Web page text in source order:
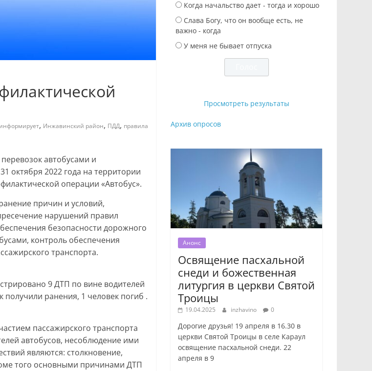
, Инжавинский район, ПДД, правила
автобусами и
октября 2022 года на территории
операции «Автобус».
причин и условий,
нарушений правил
безопасности дорожного
контроль обеспечения
транспорта.
9 ДТП по вине водителей
ранения, 1 человек погиб .
пассажирского транспорта
автобусов, несоблюдение ими
являются: столкновение,
того основными причинами ДТП
Когда начальство дает - тогда и хорошо
Слава Богу, что он вообще есть, не
важно - когда
У меня не бывает отпуска
Просмотреть результаты
Архив опросов
Анонс
Освящение пасхальной
снеди и божественная
литургия в церкви Святой
Троицы
19.04.2025 inzhavino 0
Дорогие друзья! 19 апреля в 16.30 в
церкви Святой Троицы в селе Караул
освящение пасхальной снеди. 22
апреля в 9